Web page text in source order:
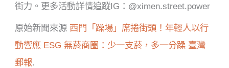
街力。更多活動詳情追蹤IG：@ximen.street.power
原始新聞來源 西門「躁場」席捲街頭！年輕人以行
動響應 ESG 無菸商圈：少一支菸，多一分躁 臺灣
郵報.